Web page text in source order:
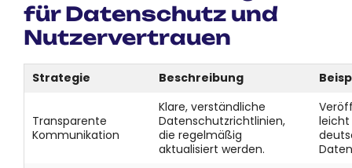
für Datenschutz und
Nutzervertrauen
Strategie Beschreibung
Transparente
Kommunikation
Klare, verständliche
Datenschutzrichtlinien,
die regelmäßig
aktualisiert werden.
leicht